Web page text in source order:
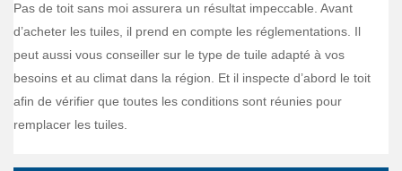
Pas de toit sans moi assurera un résultat impeccable. Avant
d’acheter les tuiles, il prend en compte les réglementations. Il
peut aussi vous conseiller sur le type de tuile adapté à vos
besoins et au climat dans la région. Et il inspecte d’abord le toit
afin de vérifier que toutes les conditions sont réunies pour
remplacer les tuiles.